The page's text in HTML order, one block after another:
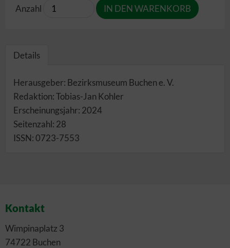
Anzahl
Details
Herausgeber: Bezirksmuseum Buchen e. V.
Redaktion: Tobias-Jan Kohler
Erscheinungsjahr: 2024
Seitenzahl: 28
ISSN: 0723-7553
Kontakt
Wimpinaplatz 3
74722 Buchen